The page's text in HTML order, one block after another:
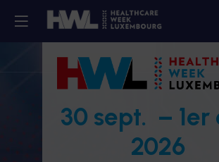
30 sept. – 1er
2026